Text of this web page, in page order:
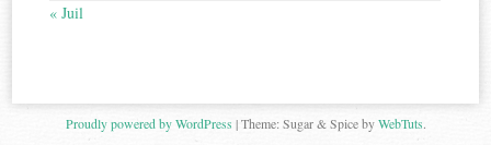
« Juil
Proudly powered by WordPress |Theme: Sugar & Spice byWebTuts.